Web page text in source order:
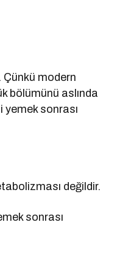
Çünkü modern
bölümünü aslında
yemek sonrası
değildir.
sonrası